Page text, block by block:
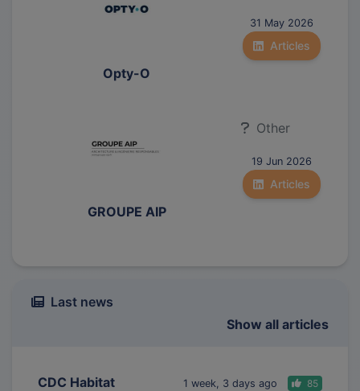
Opty-O
31 May 2026
Articles
GROUPE AIP
Other
19 Jun 2026
Articles
Last news
Show all articles
CDC Habitat 1 week, 3 days ago 85